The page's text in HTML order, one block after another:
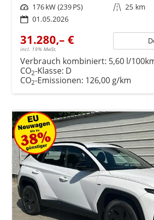
Leistung 176 kW (239 PS) Kilometerstand 25 km
01.05.2026
31.280,– €
incl. 19% MwSt.
Verbrauch kombiniert: 5,60 l/
CO2-Klasse: D
CO2-Emissionen: 126,00 g/km